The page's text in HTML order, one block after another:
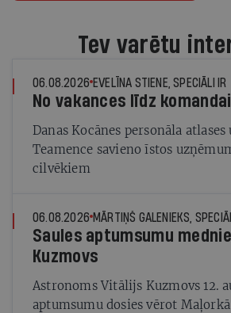
Tev varētu
06.08.2026 EVELĪNA STIENE, SPECIĀLI IR
No vakances līdz komandai
Danas Kocānes personāla
Teamence savieno īstos
cilvēkiem
06.08.2026 MĀRTIŅŠ GALENIEKS,
Saules aptumsumu
Kuzmovs
Astronoms Vitālijs Kuzmovs 12.
aptumsumu dosies vērot